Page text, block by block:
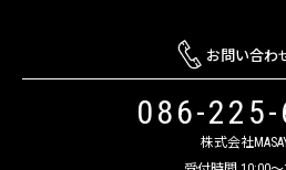
お問い合わ
086-
株式会社